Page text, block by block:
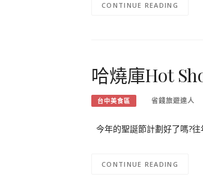
CONTINUE READING
哈燒庫Hot
台中美食區 省錢旅遊達人
今年的聖誕節計劃好了嗎?
CONTINUE READING